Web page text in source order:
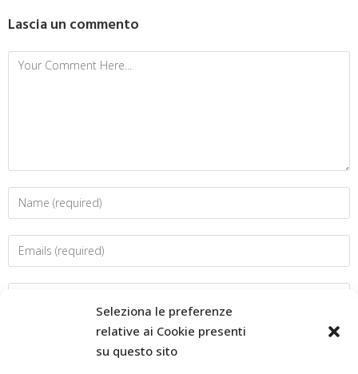
Seleziona le preferenze
relative ai Cookie presenti
su questo sito
Lascia un commento
Salva il mio nome, email e sito web in questo browser per la